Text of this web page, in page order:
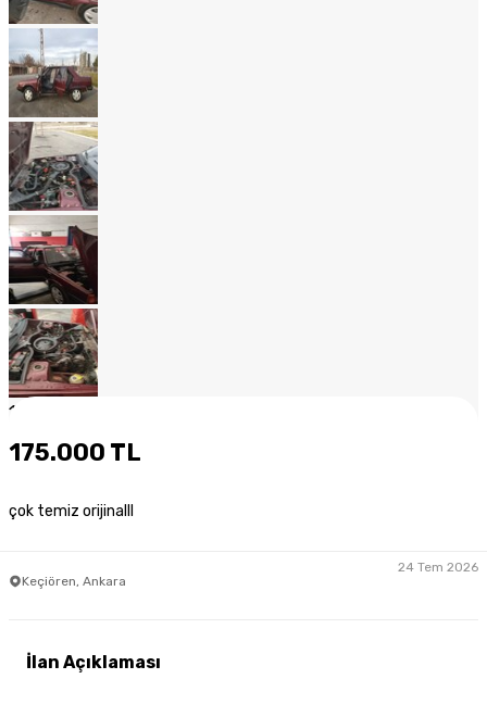
1
175.000 TL
çok temiz orijinalll
Keçiören, Ankara
24 Tem 2026
İlan Açıklaması